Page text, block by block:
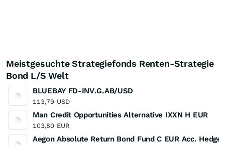
Meistgesuchte Strategiefonds Renten-Strategie
Bond L/S Welt
BLUEBAY FD-INV.G.AB/USD
113,79 USD
Man Credit Opportunities Alternative IXXN H EUR
103,80 EUR
Aegon Absolute Return Bond Fund C EUR Acc.